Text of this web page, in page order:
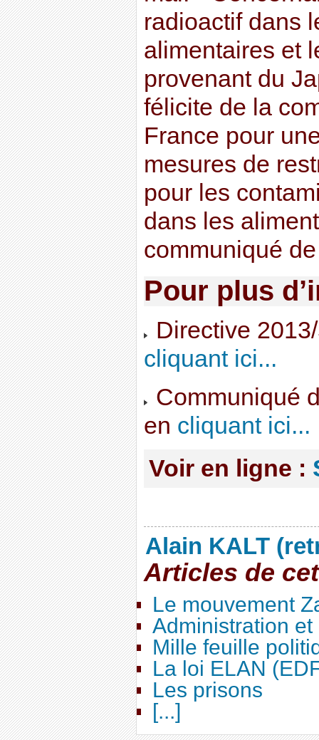
radioactif dans
alimentaires et
provenant du
félicite de la
France pour
mesures de
pour les
dans les
communiqué
Pour plus
Directive
cliquant ici...
Communiqué
en cliquant ici...
Voir en ligne :
Alain KALT
Articles de
Le mouvement
Administration
Mille feuille
La loi ELAN
Les prisons
[...]